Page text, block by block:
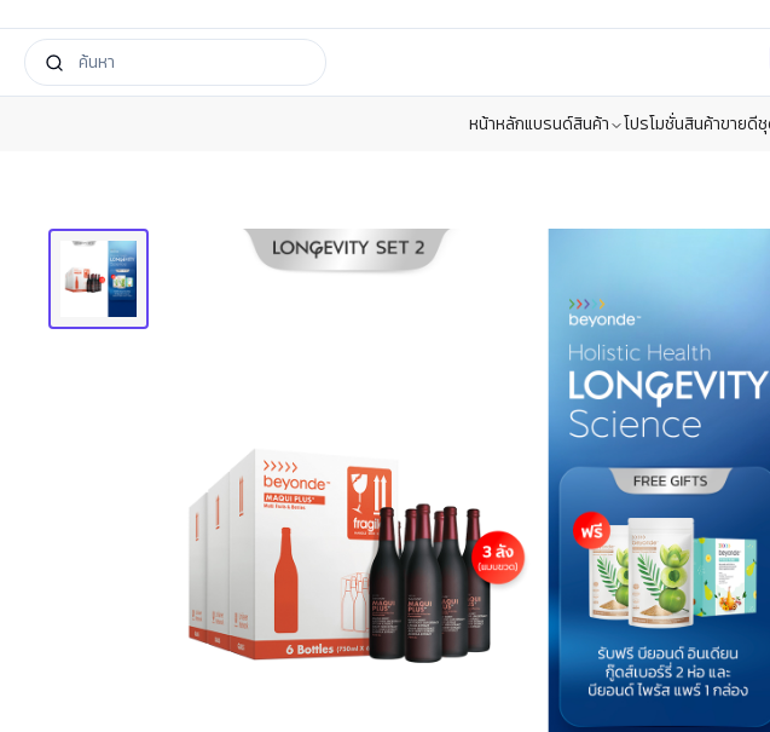
หน้าหลักแบรนด์สินค้า โปรโมชั่นสินค้าขายดี